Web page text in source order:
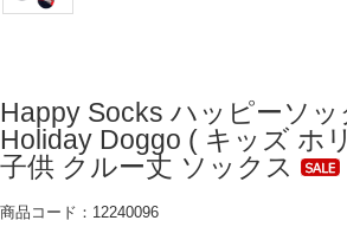
Happy Socks ハッピーソッ
Holiday Doggo ( キッズ ホ
子供 クルー丈 ソックス
商品コード：12240096